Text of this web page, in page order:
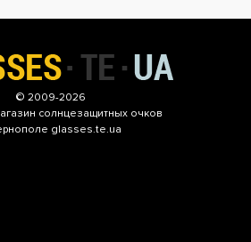
© 2009-2026
солнцезащитных очков
glasses.te.ua